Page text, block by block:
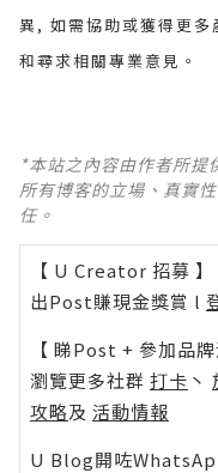
異, 如需協助或獲得更
和尋求相關專業意見。
*本站之內容由作者所提
所有博客的立場、真實
任。
【 U Creator 招募 】
出Post賺現金獎賞 l
【 睇Post + 參加品牌
瀏覽更多社群 打卡 丶
攻略及 活動情報
U Blog開咗